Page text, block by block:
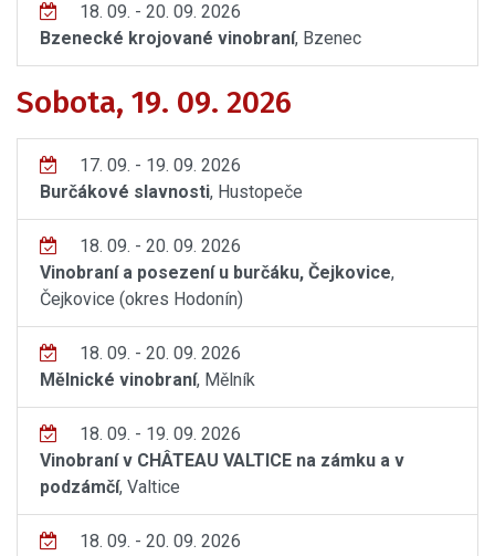
18. 09. - 20. 09. 2026
Bzenecké krojované vinobraní, Bzenec
Sobota, 19. 09. 2026
17. 09. - 19. 09. 2026
Burčákové slavnosti, Hustopeče
18. 09. - 20. 09. 2026
Vinobraní a posezení u burčáku, Čejkovice,
Čejkovice (okres Hodonín)
18. 09. - 20. 09. 2026
Mělnické vinobraní, Mělník
18. 09. - 19. 09. 2026
Vinobraní v CHÂTEAU VALTICE na zámku a v
podzámčí, Valtice
18. 09. - 20. 09. 2026